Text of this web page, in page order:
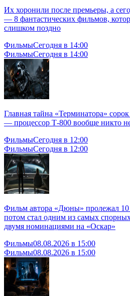
Их хоронили после премьеры, а
— 8 фантастических фильмов,
слишком поздно
ФильмыСегодня в 14:00
ФильмыСегодня в 14:00
Главная тайна «Терминатора»
— процессор Т-800 вообще никто
ФильмыСегодня в 12:00
ФильмыСегодня в 12:00
Фильм автора «Дюны» пролежал 10
потом стал одним из самых
двумя номинациями на «Оскар»
Фильмы08.08.2026 в 15:00
Фильмы08.08.2026 в 15:00